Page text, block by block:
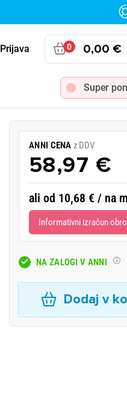
Prijava 0 0,00 €
Super
ANNI CENA z DDV
58,97 €
ali od 10,68 € / na
Informativni izračun
NA ZALOGI V ANNI
Dodaj v